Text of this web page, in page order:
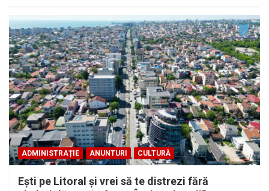
ADMINISTRAȚIE ANUNTURI CULTURĂ
Eşti pe Litoral şi vrei să te distrezi fără